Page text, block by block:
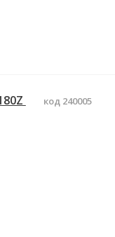
код 240005